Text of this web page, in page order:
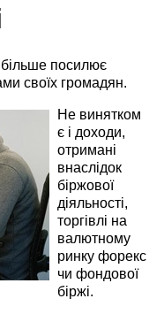
посилює
своїх громадян.
Не винятком
є ​​і доходи,
отримані
внаслідок
біржової
діяльності,
торгівлі на
валютному
ринку форекс
чи фондової
біржі.